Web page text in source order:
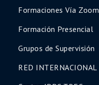
Formaciones Vía Zoom
Formación Presencial
Grupos de Supervisión
RED INTERNACIONAL